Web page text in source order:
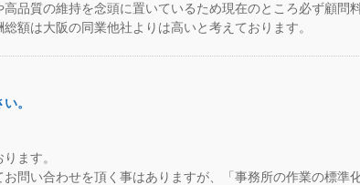
品質の維持を念頭に置いているため現在のところ必ず顧問
額は大阪の同業他社よりは高いと考えております。
。
ます。
問い合わせを頂く事はありますが、「事務所の作業の標準